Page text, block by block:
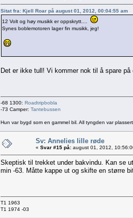
Sitat fra: Kjell Roar på august 01, 2012, 00:04:55 am
12 Volt og høy musikk er oppskrytt....
Synes boblemotoren lager fin musikk, jeg!
Det er ikke tull! Vi kommer nok til å spare
-68 1300: Roadtripbobla
-73 Camper: Tantebussen
Hun var bygd som en gammel bil. All tyngden var
Sv: Annelies lille røde
« Svar #15 på: august 01, 2012,
Skeptisk til trekket under bakvindu. Kan se
min -63. Måtte kappe ut og skifte en større
T1 1963
T1 1974 -03